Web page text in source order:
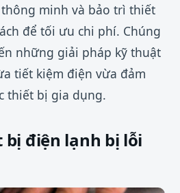
minh và bảo trì thiết
để tối ưu chi phí. Chúng
những giải pháp kỹ thuật
tiết kiệm điện vừa đảm
thiết bị gia dụng.
điện lạnh bị lỗi